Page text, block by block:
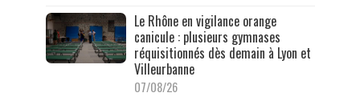
Le Rhône en vigilance orange
canicule : plusieurs gymnases
réquisitionnés dès demain à Lyon et
Villeurbanne
07/08/26